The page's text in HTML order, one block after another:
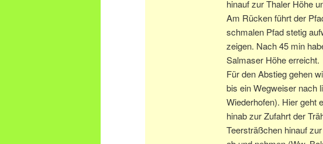
hinauf zur Thaler Höhe
Am Rücken führt der
schmalen Pfad stetig
zeigen. Nach 45 min
Salmaser Höhe erreicht.
Für den Abstieg gehen
bis ein Wegweiser nach
Wiederhofen). Hier geht
hinab zur Zufahrt der
Teersträßchen hinauf